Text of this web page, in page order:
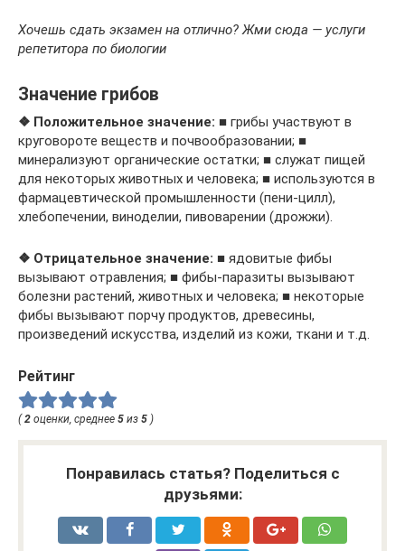
Хочешь сдать экзамен на отлично? Жми сюда — услуги
репетитора по биологии
Значение грибов
❖ Положительное значение: ■ грибы участвуют в
круговороте веществ и почвообразовании; ■
минерализуют органические остатки; ■ служат пищей
для некоторых животных и человека; ■ используются в
фармацевтической промышленности (пени-цилл),
хлебопечении, виноделии, пивоварении (дрожжи).
❖ Отрицательное значение: ■ ядовитые фибы
вызывают отравления; ■ фибы-паразиты вызывают
болезни растений, животных и человека; ■ некоторые
фибы вызывают порчу продуктов, древесины,
произведений искусства, изделий из кожи, ткани и т.д.
Рейтинг
(2 оценки, среднее 5 из 5 )
Понравилась статья? Поделиться с
друзьями: